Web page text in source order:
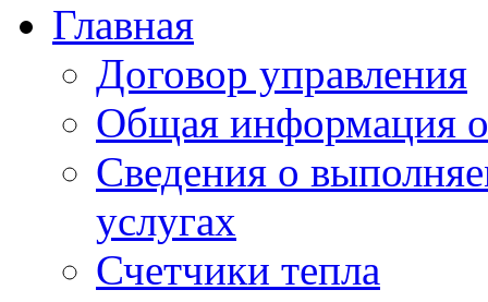
Главная
Договор управления
Общая
Сведения о
услугах
Счетчики тепла